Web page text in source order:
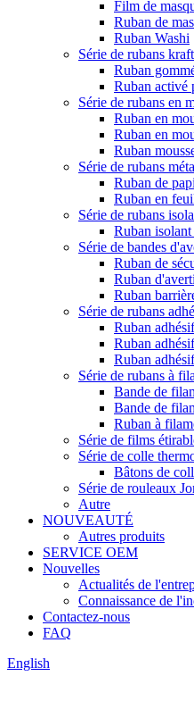
Film de
Ruban de
Ruban Washi
Série de rubans kraft
Ruban
Ruban activé
Série de rubans en
Ruban en
Ruban en
Ruban
Série de rubans
Ruban de
Ruban en
Série de rubans
Ruban
Série de bandes
Ruban de
Ruban
Ruban
Série de rubans
Ruban adhésif
Ruban
Ruban
Série de rubans à
Bande de
Bande de
Ruban à
Série de films
Série de colle
Bâtons de
Série de rouleaux
Autre
NOUVEAUTÉ
Autres produits
SERVICE OEM
Nouvelles
Actualités de
Connaissance de
Contactez-nous
FAQ
English